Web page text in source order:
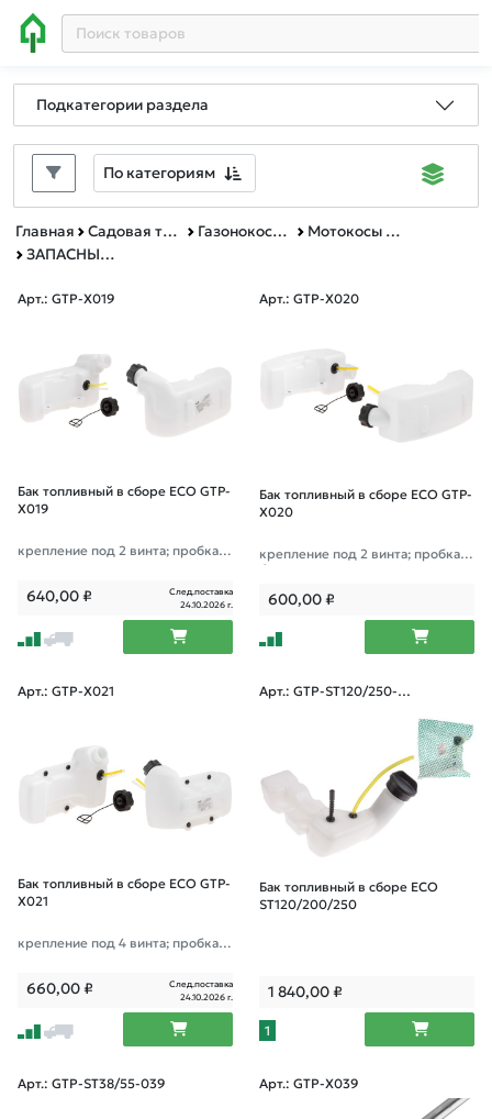
Подкатегории раздела
По категориям
Главная Садовая техника, оснастка и принадлежности Газонокосилки, мотокосы и триммеры
Мотокосы и триммеры
ЗАПАСНЫЕ ЧАСТИ ДЛЯ МОТОКОС
Арт.: GTP-X019
Бак топливный в сборе ECO GTP-
X019
крепление под 2 винта; пробка н
640,00₽
След.поставка
24.10.2026 г.
Арт.: GTP-X020
Бак топливный в сборе ECO GTP-
X020
крепление под 2 винта; пробка с
боку
600,00₽
Арт.: GTP-X021
Бак топливный в сборе ECO GTP-
X021
крепление под 4 винта; пробка н
660,00₽
След.поставка
24.10.2026 г.
Арт.: GTP-ST120/250-0
Бак топливный в сборе ECO
ST120/200/250
1 840,00₽
1
Арт.: GTP-ST38/55-039 Арт.: GTP-X039